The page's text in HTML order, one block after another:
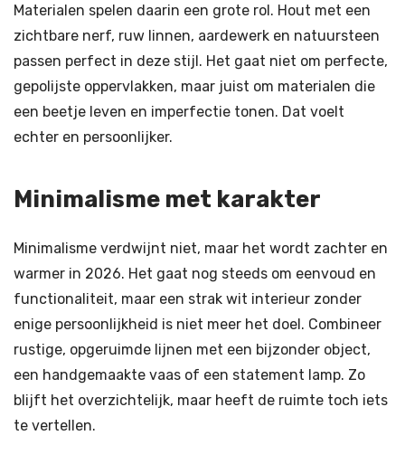
Materialen spelen daarin een grote rol. Hout met een
zichtbare nerf, ruw linnen, aardewerk en natuursteen
passen perfect in deze stijl. Het gaat niet om perfecte,
gepolijste oppervlakken, maar juist om materialen die
een beetje leven en imperfectie tonen. Dat voelt
echter en persoonlijker.
Minimalisme met karakter
Minimalisme verdwijnt niet, maar het wordt zachter en
warmer in 2026. Het gaat nog steeds om eenvoud en
functionaliteit, maar een strak wit interieur zonder
enige persoonlijkheid is niet meer het doel. Combineer
rustige, opgeruimde lijnen met een bijzonder object,
een handgemaakte vaas of een statement lamp. Zo
blijft het overzichtelijk, maar heeft de ruimte toch iets
te vertellen.